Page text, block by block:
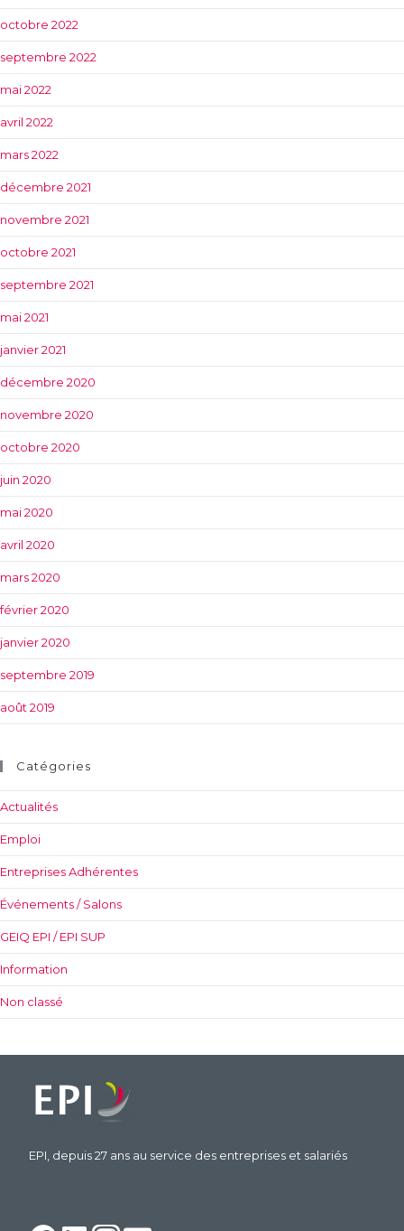
octobre 2022
septembre 2022
mai 2022
avril 2022
mars 2022
décembre 2021
novembre 2021
octobre 2021
septembre 2021
mai 2021
janvier 2021
décembre 2020
novembre 2020
octobre 2020
juin 2020
mai 2020
avril 2020
mars 2020
février 2020
janvier 2020
septembre 2019
août 2019
Catégories
Actualités
Emploi
Entreprises Adhérentes
Événements / Salons
GEIQ EPI / EPI SUP
Information
Non classé
EPI, depuis 27 ans au service des entreprises et salariés